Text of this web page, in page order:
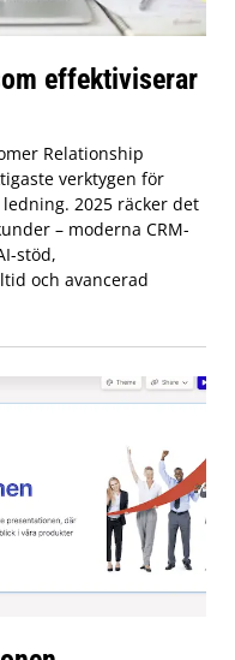
effektiviserar
Relationship
verktygen för
2025 räcker det
– moderna CRM-
stöd,
och avancerad